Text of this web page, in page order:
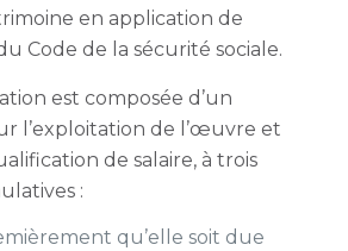
en application de
du Code de la sécurité sociale.
est composée d’un
l’exploitation de l’œuvre et
de salaire, à trois
:
qu’elle soit due